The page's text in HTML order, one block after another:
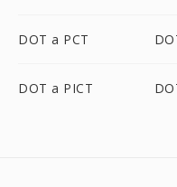
DOT a PCT
DOT a PICT